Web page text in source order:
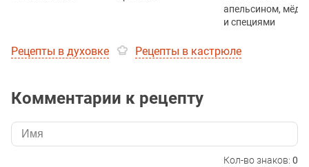
апельсином,
и специями
Рецепты в духовке Рецепты в кастрюле
Комментарии к рецепту
Кол-во знаков: 0